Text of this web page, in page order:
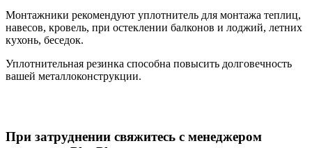
Монтажники рекомендуют уплотнитель для монтажа теплиц,
навесов, кровель, при остеклении балконов и лоджий, летних
кухонь, беседок.
Уплотнительная резинка способна повысить долговечность
вашей металлоконструкции.
При затруднении свяжитесь с менеджером